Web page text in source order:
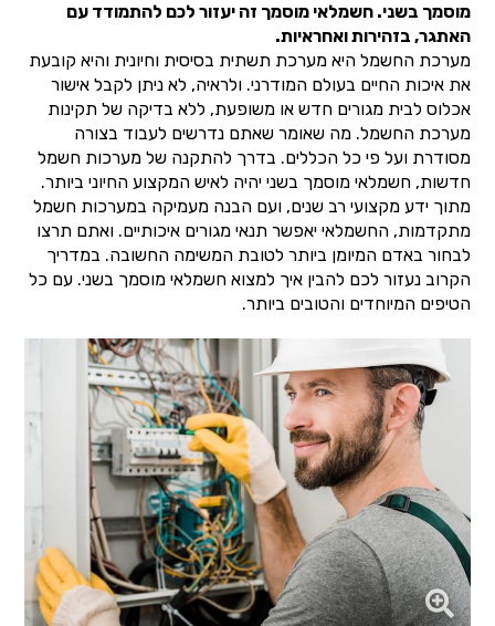
מוסמך בשני. חשמלאי מוסמך זה יעזור לכם להתמודד עם
האתגר, בזהירות ואחראיות.
מערכת החשמל היא מערכת תשתית בסיסית וחיונית והיא קובעת
את איכות החיים בעולם המודרני. ולראיה, לא ניתן לקבל אישור
אכלוס לבית מגורים חדש או משופעת, ללא בדיקה של תקינות
מערכת החשמל. מה שאומר שאתם נדרשים לעבוד בצורה
מסודרת ועל פי כל הכללים. בדרך להתקנה של מערכות חשמל
חדשות, חשמלאי מוסמך בשני יהיה לאיש המקצוע החיוני ביותר.
מתוך ידע מקצועי רב שנים, ועם הבנה מעמיקה במערכות חשמל
מתקדמות, החשמלאי יאפשר תנאי מגורים איכותיים. ואתם תרצו
לבחור באדם המיומן ביותר לטובת המשימה החשובה. במדריך
הקרוב נעזור לכם להבין איך למצוא חשמלאי מוסמך בשני. עם כל
הטיפים המיוחדים והטובים ביותר.